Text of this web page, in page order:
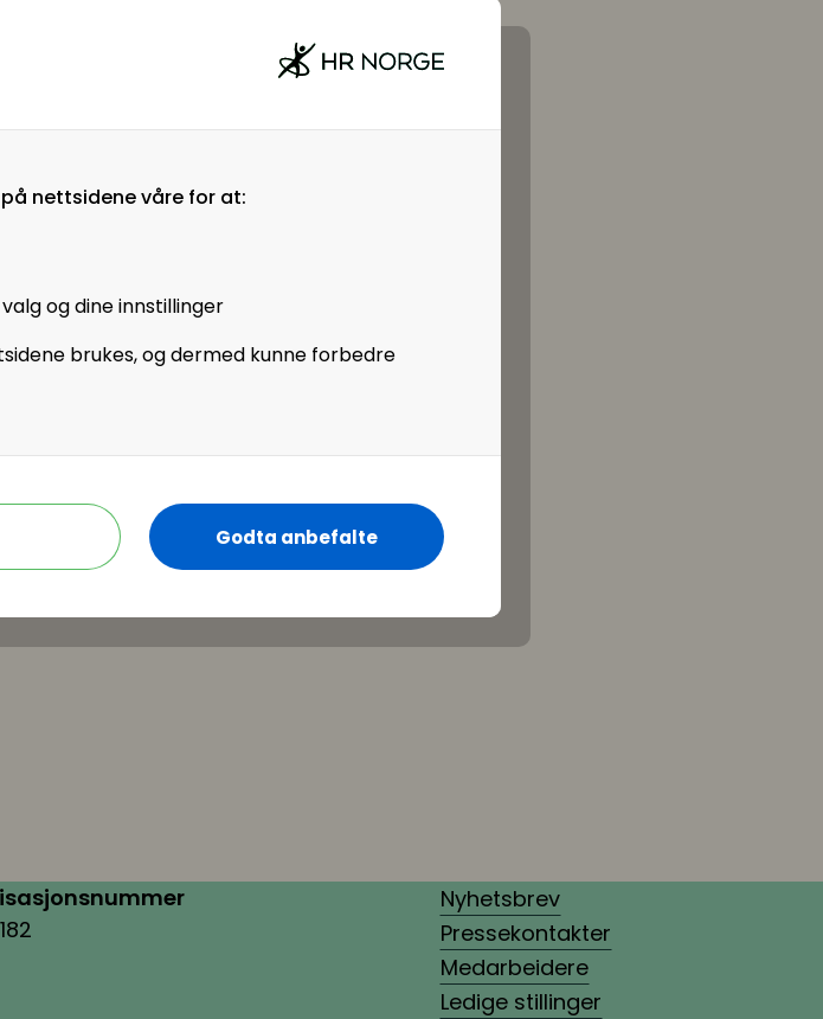
nettsidene våre for at:
og dine innstillinger
brukes, og dermed kunne forbedre
Godta anbefalte
Nyhetsbrev
Pressekontakter
Medarbeidere
Ledige stillinger